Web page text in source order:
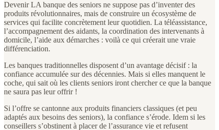
Devenir LA banque des seniors ne suppose pas d’inventer des
produits révolutionnaires, mais de construire un écosystème de
services qui facilite concrètement leur quotidien. La téléassistance,
l’accompagnement des aidants, la coordination des intervenants à
domicile, l’aide aux démarches : voilà ce qui créerait une vraie
différenciation.
Les banques traditionnelles disposent d’un avantage décisif : la
confiance accumulée sur des décennies. Mais si elles manquent le
coche, qui sait où les clients seniors iront chercher ce que la banque
ne saura pas leur offrir !
Si l’offre se cantonne aux produits financiers classiques (et peu
adaptés aux besoins des seniors), la confiance s’érode. Idem si les
conseillers s’obstinent à placer de l’assurance vie et refusent